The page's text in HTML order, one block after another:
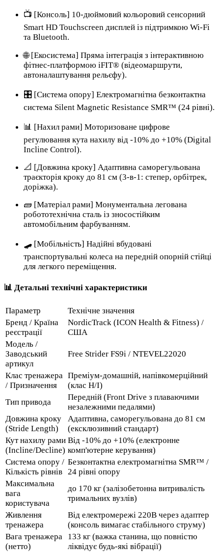
📺 [Консоль] 10-дюймовий кольоровий сенсорний
Smart HD Touchscreen дисплей із підтримкою Wi-Fi
та Bluetooth.
🌐 [Екосистема] Пряма інтеграція з інтерактивною
фітнес-платформою iFIT® (відеомаршрути,
автоналаштування рельєфу).
🎛️ [Система опору] Електромагнітна безконтактна
система Silent Magnetic Resistance SMR™ (24 рівні).
📊 [Нахил рами] Моторизоване цифрове
регулювання кута нахилу від -10% до +10% (Digital
Incline Control).
📐 [Довжина кроку] Адаптивна саморегульована
траєкторія кроку до 81 см (3-в-1: степер, орбітрек,
доріжка).
🧱 [Матеріал рами] Монументальна легована
робототехнічна сталь із зносостійким
автомобільним фарбуванням.
🛹 [Мобільність] Надійні вбудовані
транспортувальні колеса на передній опорній стійці
для легкого переміщення.
📊 Детальні технічні характеристики
Параметр
Технічне значення
Бренд / Країна
реєстрації
NordicTrack (ICON Health & Fitness) /
США
Модель /
Заводський
артикул
Free Strider FS9i / NTEVEL22020
Клас тренажера
/ Призначення
Преміум-домашній, напівкомерційний
(клас H/I)
Тип привода
Передній (Front Drive з плаваючими
незалежними педалями)
Довжина кроку
(Stride Length)
Адаптивна, саморегульована до 81 см
(ексклюзивний стандарт)
Кут нахилу рами
(Incline/Decline)
Від -10% до +10% (електронне
комп'ютерне керування)
Система опору /
Кількість рівнів
Безконтактна електромагнітна SMR™ /
24 рівні опору
Максимальна
вага
користувача
до 170 кг (залізобетонна витривалість
тримальних вузлів)
Живлення
тренажера
Від електромережі 220В через адаптер
(консоль вимагає стабільного струму)
Вага тренажера
(нетто)
133 кг (важка станина, що повністю
ліквідує будь-які вібрації)